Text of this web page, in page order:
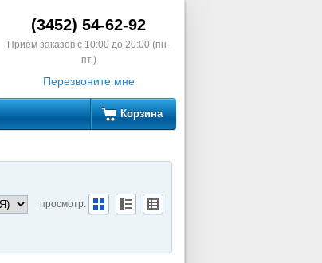
(3452) 54-62-92
Прием заказов с 10:00 до 20:00 (пн-
пт.)
Перезвоните мне
Корзина
просмотр: